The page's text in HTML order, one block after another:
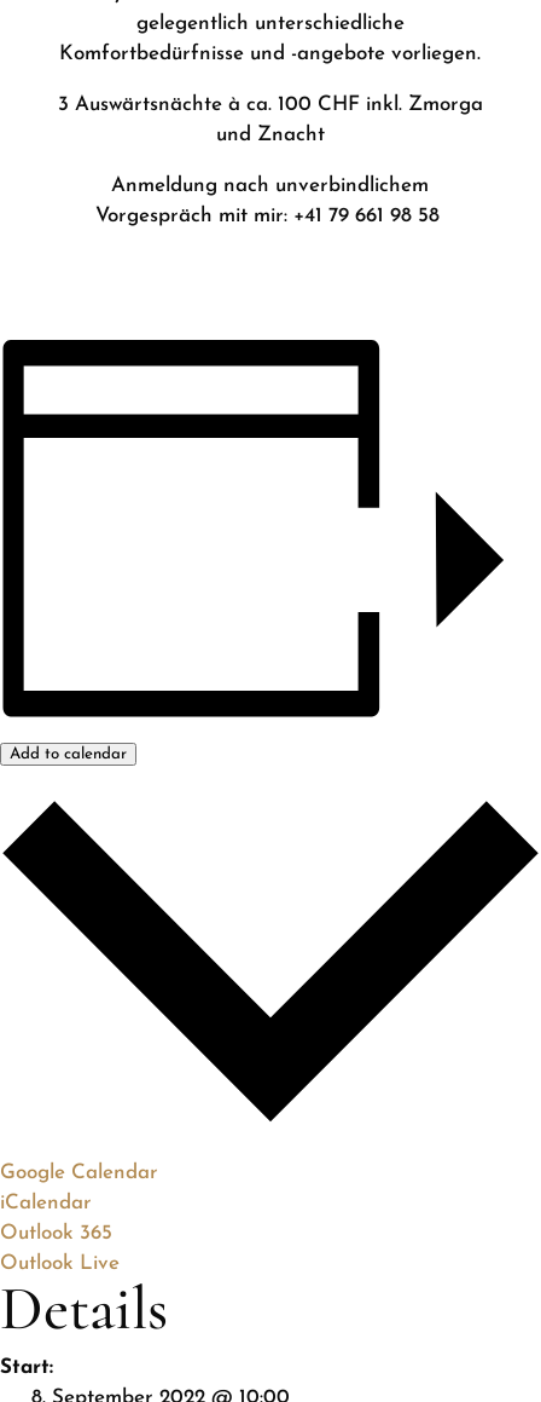
gelegentlich unterschiedliche
Komfortbedürfnisse und -angebote vorliegen.
3 Auswärtsnächte à ca. 100 CHF inkl. Zmorga
und Znacht
Anmeldung nach unverbindlichem
Vorgespräch mit mir: +41 79 661 98 58
Add to calendar
Google Calendar
iCalendar
Outlook 365
Outlook Live
Details
Start:
8. September 2022 @ 10:00